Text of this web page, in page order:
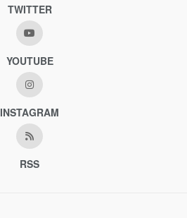
TWITTER
YOUTUBE
INSTAGRAM
RSS